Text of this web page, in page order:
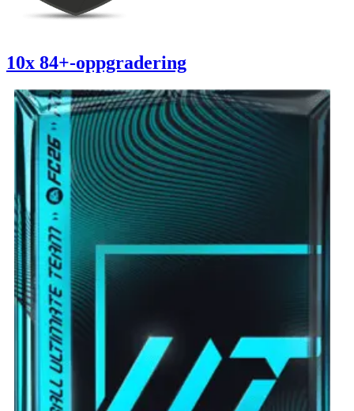
10x 84+-oppgradering